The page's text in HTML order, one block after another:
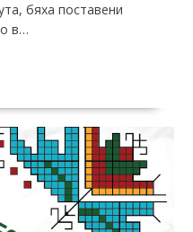
бяха поставени
в…